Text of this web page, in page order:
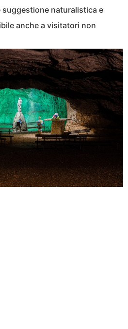
naturalistica e
anche a visitatori non